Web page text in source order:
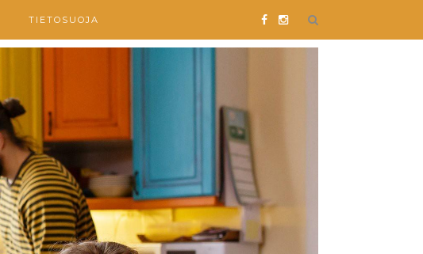
TIETOSUOJA